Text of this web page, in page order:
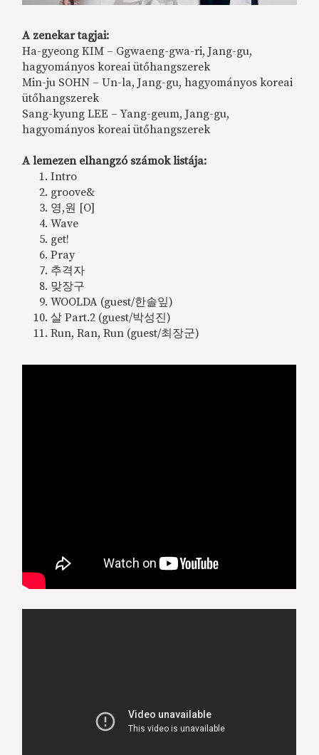
A zenekar tagjai:
Ha-gyeong KIM – Ggwaeng-gwa-ri, Jang-gu,
hagyományos koreai ütőhangszerek
Min-ju SOHN – Un-la, Jang-gu, hagyományos koreai
ütőhangszerek
Sang-kyung LEE – Yang-geum, Jang-gu,
hagyományos koreai ütőhangszerek
A lemezen elhangzó számok listája:
Intro
groove&
영,원 [O]
Wave
get!
Pray
추격자
맞장구
WOOLDA (guest/한솔잎)
살 Part.2 (guest/박성진)
Run, Ran, Run (guest/최장군)